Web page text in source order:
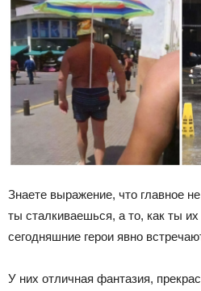
Знаете выражение, что главное
ты сталкиваешься, а то, как ты
сегодняшние герои явно
У них отличная фантазия,